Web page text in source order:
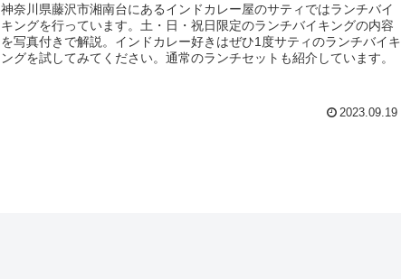
神奈川県藤沢市湘南台にあるインドカレー屋のサティではランチバイ
キングを行っています。土・日・祝日限定のランチバイキングの内容
を写真付きで解説。インドカレー好きはぜひ1度サティのランチバイキ
ングを試してみてください。通常のランチセットも紹介しています。
2023.09.19